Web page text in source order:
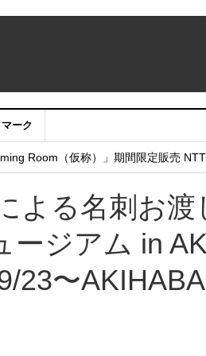
ーク
ウントサービス移行のお知らせ
Room（仮称）」期間限定販売
よる名刺お渡
ージアム in
〜